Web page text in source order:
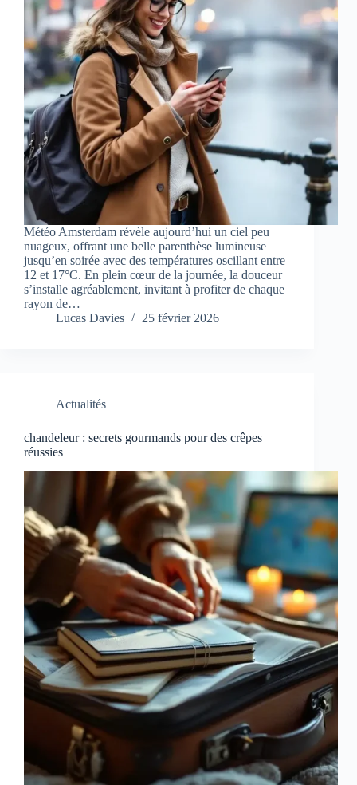
Météo Amsterdam révèle aujourd’hui un ciel peu
nuageux, offrant une belle parenthèse lumineuse
jusqu’en soirée avec des températures oscillant entre
12 et 17°C. En plein cœur de la journée, la douceur
s’installe agréablement, invitant à profiter de chaque
rayon de…
Lucas Davies
25 février 2026
Actualités
chandeleur : secrets gourmands pour des crêpes
réussies